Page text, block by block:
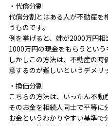
・代償分割
代償分割とはある人が不動産を
うものです。
例を挙げると、姉が2000万円
1000万円の現金をもらうという
しかしこの方法は、不動産の
意するのが難しいというデメリ
・換価分割
こちらの方法は、いったん不動
そのお金を相続人同士で平等に
お金というわかりやすい基準で